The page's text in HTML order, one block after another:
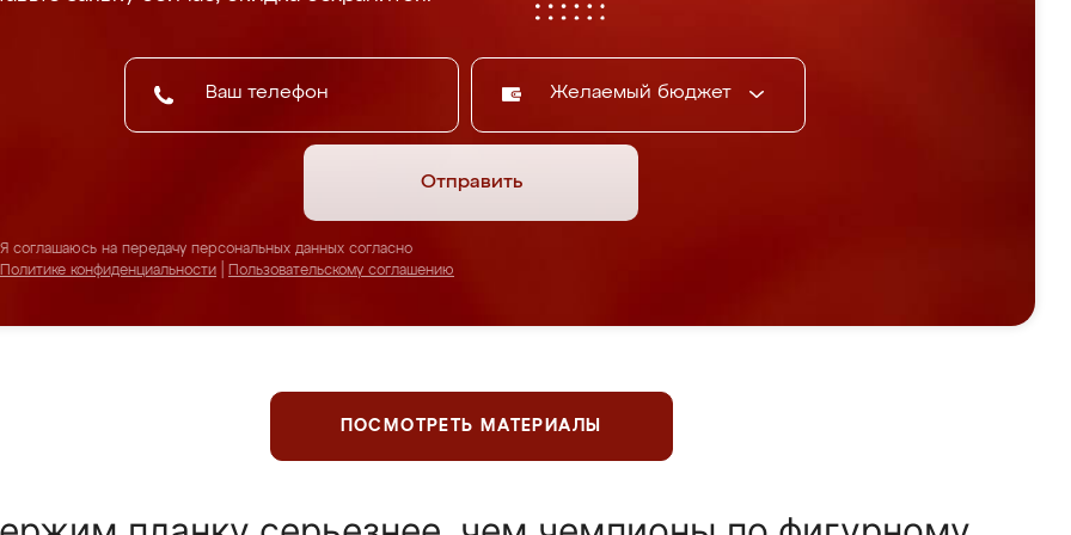
Желаемый бюджет
Отправить
Я соглашаюсь на передачу персональных данных согласно
Политике конфиденциальности
Пользовательскому соглашению
ПОСМОТРЕТЬ МАТЕРИАЛЫ